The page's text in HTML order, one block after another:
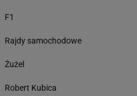
F1
Rajdy samochodowe
Żużel
Robert Kubica